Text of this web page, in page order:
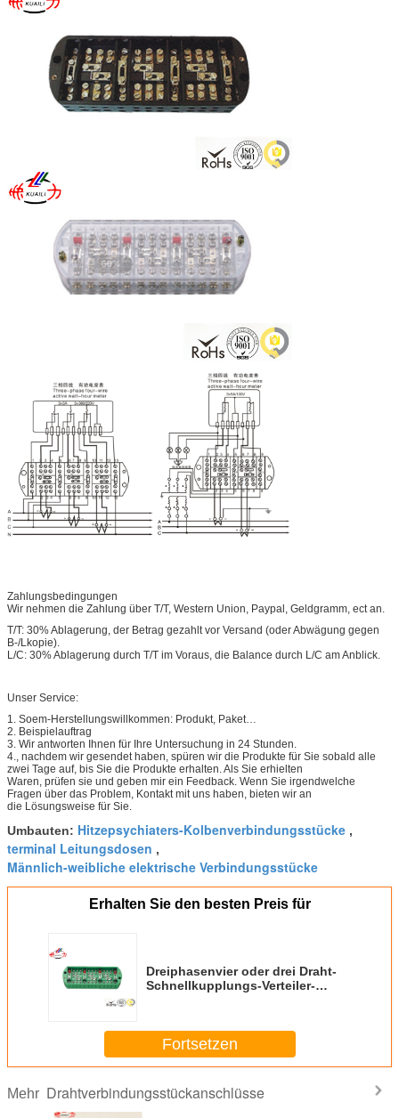
Zahlungsbedingungen
Wir nehmen die Zahlung über T/T, Western Union, Paypal, Geldgramm, ect an.
T/T: 30% Ablagerung, der Betrag gezahlt vor Versand (oder Abwägung gegen
B-/Lkopie).
L/C: 30% Ablagerung durch T/T im Voraus, die Balance durch L/C am Anblick.
Unser Service:
1. Soem-Herstellungswillkommen: Produkt, Paket…
2. Beispielauftrag
3. Wir antworten Ihnen für Ihre Untersuchung in 24 Stunden.
4., nachdem wir gesendet haben, spüren wir die Produkte für Sie sobald alle
zwei Tage auf, bis Sie die Produkte erhalten. Als Sie erhielten
Waren, prüfen sie und geben mir ein Feedback. Wenn Sie irgendwelche
Fragen über das Problem, Kontakt mit uns haben, bieten wir an
die Lösungsweise für Sie.
Umbauten: Hitzepsychiaters-Kolbenverbindungsstücke ,
terminal Leitungsdosen ,
Männlich-weibliche elektrische Verbindungsstücke
Erhalten Sie den besten Preis für
Dreiphasenvier oder drei Draht-
Schnellkupplungs-Verteiler-
Fortsetzen
Mehr Drahtverbindungsstückanschlüsse